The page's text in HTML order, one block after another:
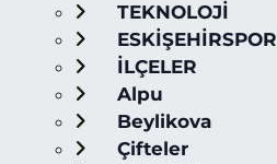
TEKNOLOJİ
ESKİŞEHİRSPOR
İLÇELER
Alpu
Beylikova
Çifteler